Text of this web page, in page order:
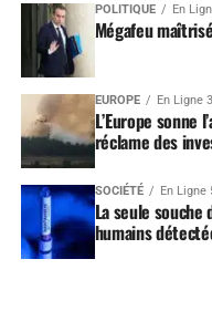
POLITIQUE En
Mégafeu
EUROPE En Ligne
L’Europe sonne
réclame des
SOCIÉTÉ En Ligne
La seule
humains